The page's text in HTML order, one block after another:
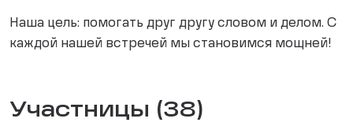
Наша цель: помогать друг другу словом и делом. С
каждой нашей встречей мы становимся мощней!
Участницы (38)